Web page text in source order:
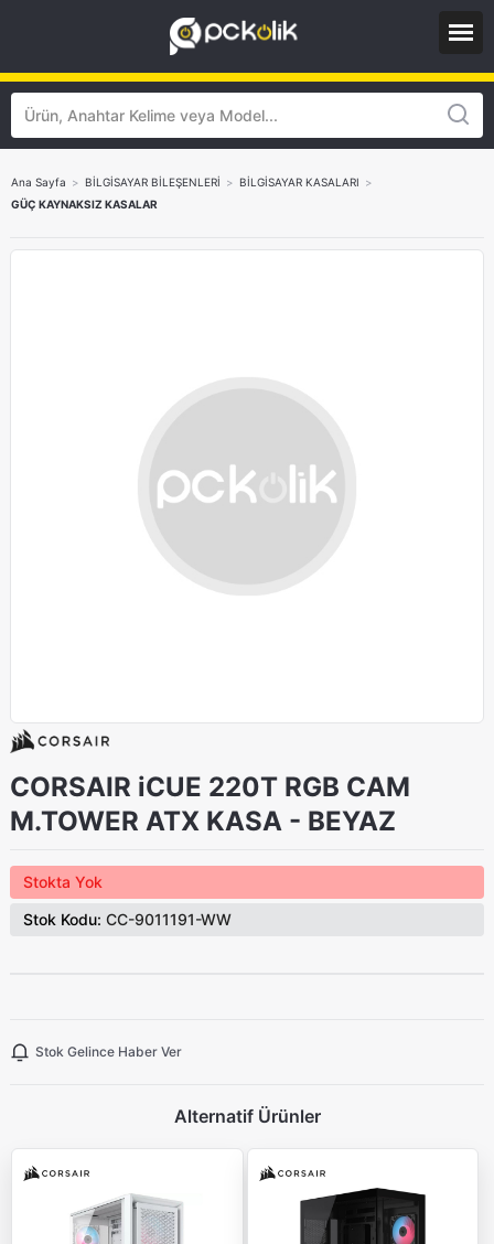
Ana Sayfa > BİLGİSAYAR BİLEŞENLERİ > BİLGİSAYAR KASALARI >
GÜÇ KAYNAKSIZ KASALAR
CORSAIR iCUE 220T RGB CAM
M.TOWER ATX KASA - BEYAZ
Stokta Yok
Stok Kodu: CC-9011191-WW
Stok Gelince Haber Ver
Alternatif Ürünler